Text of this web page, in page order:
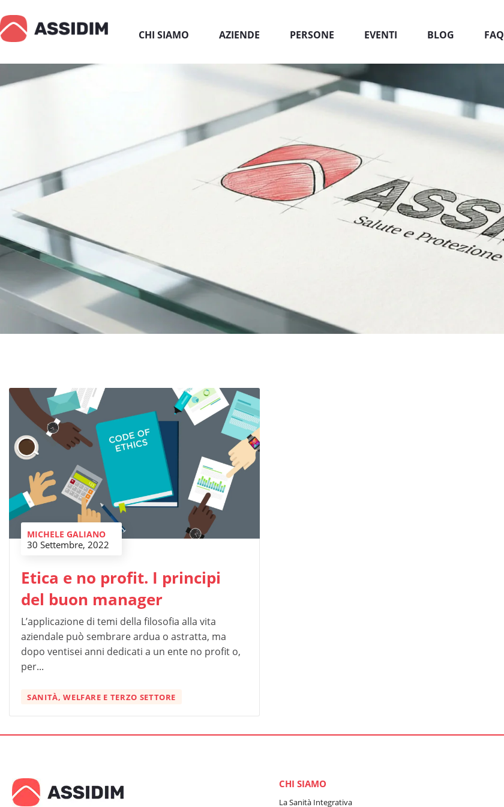
CHI SIAMO AZIENDE PERSONE EVENTI BLOG FAQ
MICHELE GALIANO
30 Settembre, 2022
Etica e no profit. I principi
del buon manager
L’applicazione di temi della filosofia alla vita
aziendale può sembrare ardua o astratta, ma
dopo ventisei anni dedicati a un ente no profit o,
per...
SANITÀ, WELFARE E TERZO SETTORE
CHI SIAMO
La Sanità Integrativa